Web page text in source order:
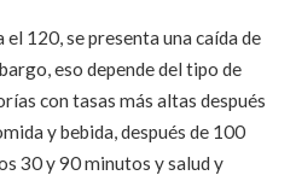
120, se presenta una caída de
eso depende del tipo de
con tasas más altas después
y bebida, después de 100
30 y 90 minutos y salud y